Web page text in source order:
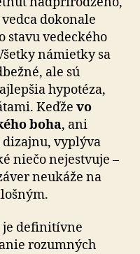
dokonale
stavu ve­dec­ké­ho
námietky sa
ale sú
hypotéza,
Keďže vo
boha, ani
vyplýva
niečo nejestvuje –
neukáže na
je definitívne
rozumných